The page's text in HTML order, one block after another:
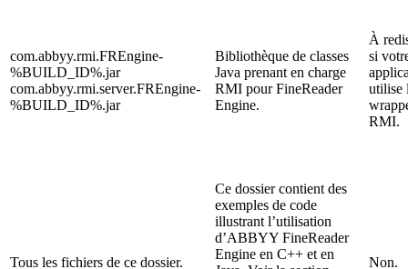
com.abbyy.rmi.FREngine-
%BUILD_ID%.jar
com.abbyy.rmi.server.FREngine-
%BUILD_ID%.jar
Bibliothèque de classes
Java prenant en charge
RMI pour FineReader
Engine.
À
si
utilise
RMI.
Tous les fichiers de ce dossier.
Ce dossier contient des
exemples de code
illustrant l’utilisation
d’ABBYY FineReader
Engine en C++ et en
Non.